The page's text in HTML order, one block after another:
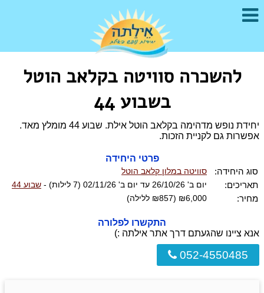
להשכרה סוויטה בקלאב הוטל
בשבוע 44
יחידת נופש מדהימה בקלאב הוטל אילת. שבוע 44 מומלץ מאד.
אפשרות גם לקניית הזכות.
פרטי היחידה
סוג היחידה:
סוויטה במלון קלאב הוטל
תאריכים: יום ב' 26/10/26 עד יום ב' 02/11/26 (7 לילות) - שבוע 44
מחיר: ₪6,000 (₪857 ללילה)
התקשרו לפלורה
אנא ציינו שהגעתם דרך אתר אילתה :)
052-4550485